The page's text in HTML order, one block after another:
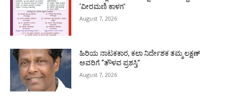
‘ವೀರಮಣಿ ಕಾಳಗ’
August 7, 2026
ಹಿರಿಯ ನಾಟಕಕಾರ, ಕಲಾ ನಿರ್ದೇಶಕ ತಮ್ಮ ಲಕ್ಷಣ್
ಅವರಿಗೆ “ತೌಳವ ಪ್ರಶಸ್ತಿ”
August 7, 2026